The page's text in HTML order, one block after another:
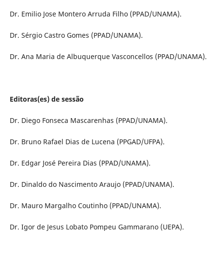
Dr. Emilio Jose Montero Arruda Filho (PPAD/UNAMA).
Dr. Sérgio Castro Gomes (PPAD/UNAMA).
Dr. Ana Maria de Albuquerque Vasconcellos (PPAD/UNAMA).
Editoras(es) de sessão
Dr. Diego Fonseca Mascarenhas (PPAD/UNAMA).
Dr. Bruno Rafael Dias de Lucena (PPGAD/UFPA).
Dr. Edgar José Pereira Dias (PPAD/UNAMA).
Dr. Dinaldo do Nascimento Araujo (PPAD/UNAMA).
Dr. Mauro Margalho Coutinho (PPAD/UNAMA).
Dr. Igor de Jesus Lobato Pompeu Gammarano (UEPA).